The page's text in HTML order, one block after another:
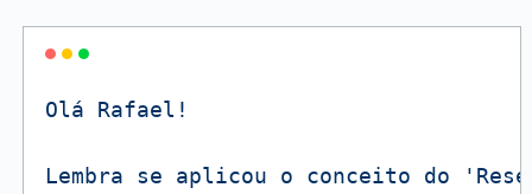
Olá Rafael!
Lembra se aplicou o conceito do